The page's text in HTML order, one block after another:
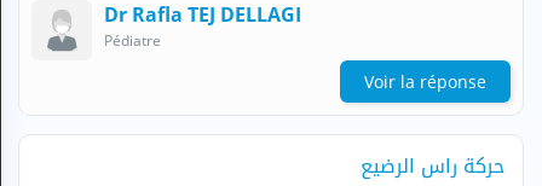
FR Français
Dr Rafla TEJ DELLAGI
Pédiatre
Voir la réponse
حركة راس الرضيع